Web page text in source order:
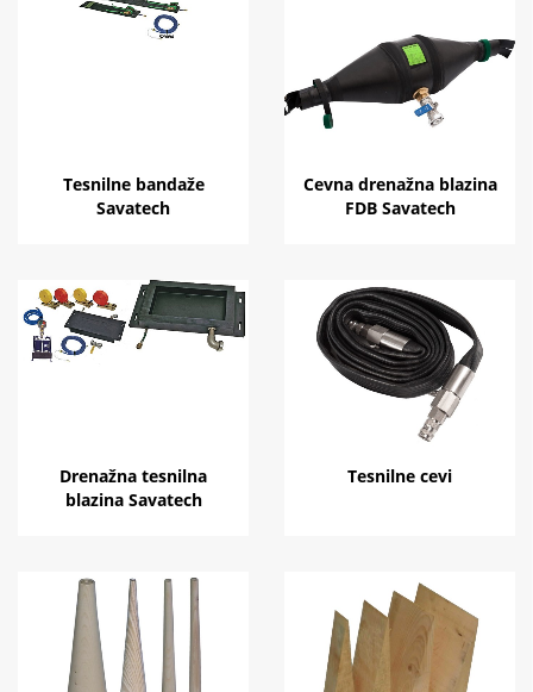
Tesnilne bandaže
Savatech
Cevna drenažna blazina
FDB Savatech
Drenažna tesnilna
blazina Savatech
Tesnilne cevi